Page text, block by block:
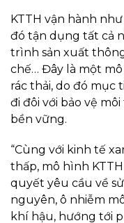
KTTH vận hành
đó tận dụng tất cả
trình sản xuất
chế… Đây là một
rác thải, do đó mục
đi đôi với bảo vệ
bền vững.
“Cùng với kinh tế
thấp, mô hình
quyết yêu cầu về
nguyên, ô nhiễm
khí hậu, hướng tới